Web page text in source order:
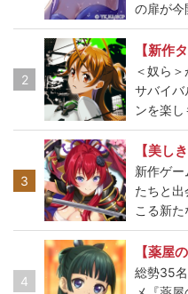
の扉が今
2
【新作
＜奴ら
サバイバ
ンを楽し
3
【美し
新作ゲー
たちと
こる新た
4
【薬屋
総勢35